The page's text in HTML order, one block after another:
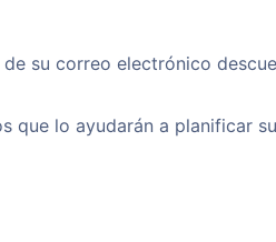
su correo electrónico
que lo ayudarán a planificar